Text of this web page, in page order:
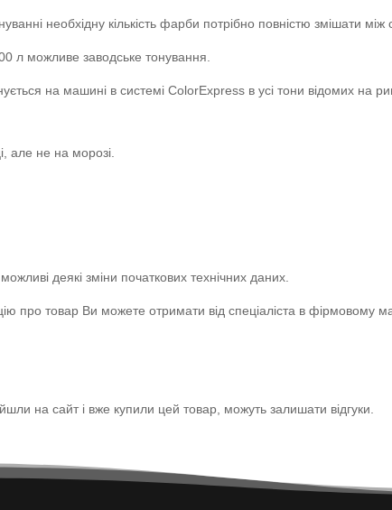
необхідну кількість фарби потрібно повністю змішати між
л можливе заводське тонування.
на машині в системі ColorExpress в усі тони відомих на
але не на морозі.
деякі зміни початкових технічних даних.
про товар Ви можете отримати від спеціаліста в фірмовому
на сайт і вже купили цей товар, можуть залишати відгуки.